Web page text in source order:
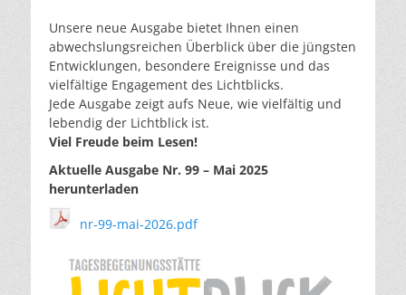
Unsere neue Ausgabe bietet Ihnen einen
abwechslungsreichen Überblick über die jüngsten
Entwicklungen, besondere Ereignisse und das
vielfältige Engagement des Lichtblicks.
Jede Ausgabe zeigt aufs Neue, wie vielfältig und
lebendig der Lichtblick ist.
Viel Freude beim Lesen!
Aktuelle Ausgabe Nr. 99 – Mai 2025
herunterladen
nr-99-mai-2026.pdf